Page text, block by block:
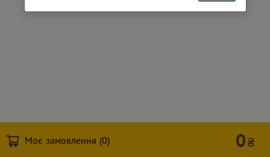
Моє замовлення (0) 0₴